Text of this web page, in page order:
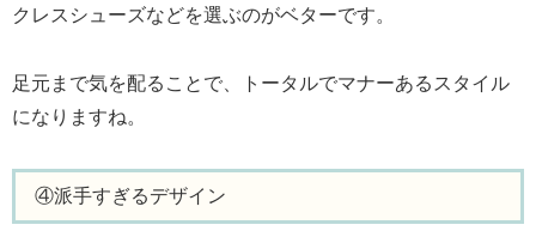
クレスシューズなどを選ぶのがベターです。
足元まで気を配ることで、トータルでマナーあるスタイル
になりますね。
④派手すぎるデザイン